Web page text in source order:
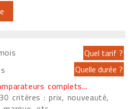
complets...
critères : prix, nouveauté,